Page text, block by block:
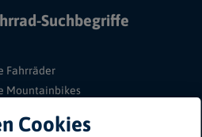
Suchbegriffe
Fahrräder
Mountainbikes
Cookies